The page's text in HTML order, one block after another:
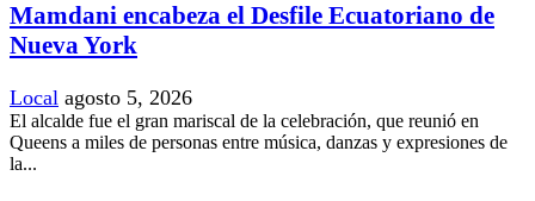
Mamdani encabeza el Desfile Ecuatoriano de
Nueva York
Local agosto 5, 2026
El alcalde fue el gran mariscal de la celebración, que reunió en
Queens a miles de personas entre música, danzas y expresiones de
la...